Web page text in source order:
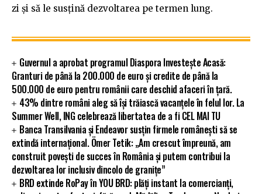
zi și să le susțină dezvoltarea pe termen lung.
Guvernul a aprobat programul Diaspora Investește Acasă:
Granturi de până la 200.000 de euro și credite de până la
500.000 de euro pentru românii care deschid afaceri în țară.
43% dintre români aleg să își trăiască vacanțele în felul lor. La
Summer Well, ING celebrează libertatea de a fi CEL MAI TU
Banca Transilvania și Endeavor susțin firmele românești să se
extindă internațional. Ömer Tetik: „Am crescut împreună, am
construit povești de succes în România și putem contribui la
dezvoltarea lor inclusiv dincolo de granițe”
BRD extinde RoPay în YOU BRD: plăți instant la comercianți,